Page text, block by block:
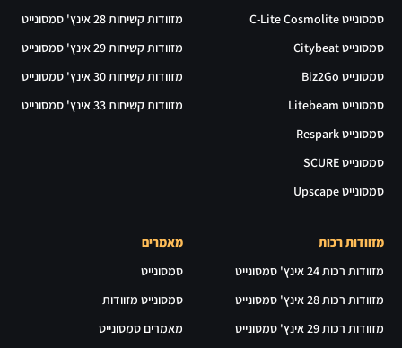
סמסונייט C-Lite Cosmolite
סמסונייט Citybeat
סמסונייט Biz2Go
סמסונייט Litebeam
סמסונייט Respark
סמסונייט SCURE
סמסונייט Upscape
מזוודות קשיחות 28 אינץ' סמסונייט
מזוודות קשיחות 29 אינץ' סמסונייט
מזוודות קשיחות 30 אינץ' סמסונייט
מזוודות קשיחות 33 אינץ' סמסונייט
מזוודות רכות
מזוודות רכות 24 אינץ' סמסונייט
מזוודות רכות 28 אינץ' סמסונייט
מזוודות רכות 29 אינץ' סמסונייט
מאמרים
סמסונייט
סמסונייט מזוודות
מאמרים סמסונייט